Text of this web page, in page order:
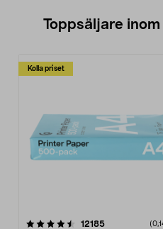
Toppsäljare
Kolla priset
12185recensioner
4.5 av 5 stjärnor